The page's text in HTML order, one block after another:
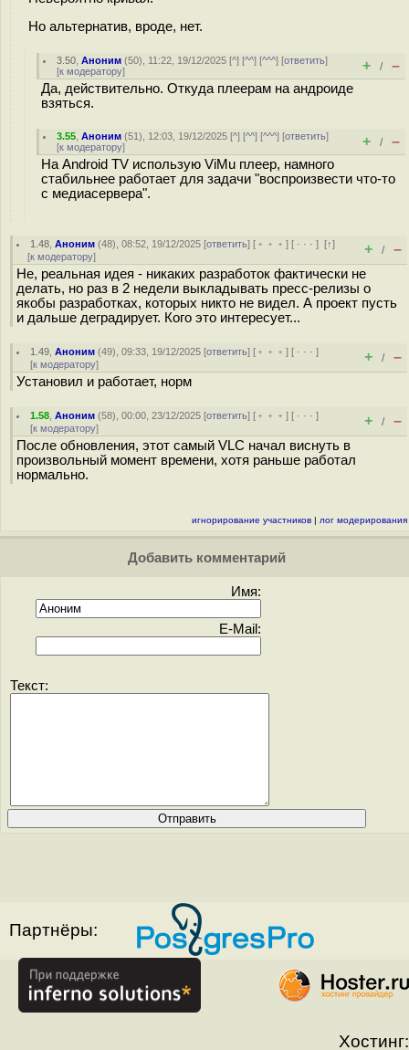
Но альтернатив, вроде, нет.
3.50 ,Аноним (50), 11:22, 19/12/2025 [^] [^^] [^^^] [ответить]
[к модератору] + / –
Да, действительно. Откуда плеерам на андроиде
взяться.
3.55 ,Аноним (51), 12:03, 19/12/2025 [^] [^^] [^^^] [ответить]
[к модератору] + / –
На Android TV использую ViMu плеер, намного
стабильнее работает для задачи "воспроизвести что-то
с медиасервера".
1.48 ,Аноним (48), 08:52, 19/12/2025 [ответить] [ ﹢﹢﹢] [ · · ·][↑]
[к модератору] + / –
Не, реальная идея - никаких разработок фактически не
делать, но раз в 2 недели выкладывать пресс-релизы о
якобы разработках, которых никто не видел. А проект пусть
и дальше деградирует. Кого это интересует...
1.49 ,Аноним (49), 09:33, 19/12/2025 [ответить] [ ﹢﹢﹢] [ · · ·]
[к модератору] + / –
Установил и работает, норм
1.58 ,Аноним (58), 00:00, 23/12/2025 [ответить] [ ﹢﹢﹢] [ · · ·]
[к модератору] + / –
После обновления, этот самый VLC начал виснуть в
произвольный момент времени, хотя раньше работал
нормально.
игнорирование участников | лог модерирования
Добавить комментарий
Имя:
E-Mail:
Текст:
Партнёры:
Хостинг: